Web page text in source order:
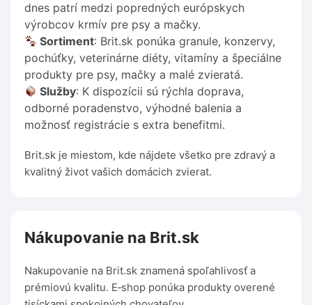
dnes patrí medzi popredných európskych
výrobcov krmív pre psy a mačky.
Sortiment: Brit.sk ponúka granule, konzervy,
pochúťky, veterinárne diéty, vitamíny a špeciálne
produkty pre psy, mačky a malé zvieratá.
Služby: K dispozícii sú rýchla doprava,
odborné poradenstvo, výhodné balenia a
možnosť registrácie s extra benefitmi.
Brit.sk je miestom, kde nájdete všetko pre zdravý a
kvalitný život vašich domácich zvierat.
Nákupovanie na Brit.sk
Nakupovanie na Brit.sk znamená spoľahlivosť a
prémiovú kvalitu. E‑shop ponúka produkty overené